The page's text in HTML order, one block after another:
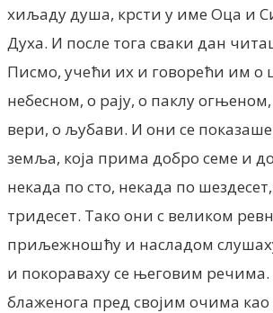
хиљаду душа, крсти у име Оца и
Духа. И после тога сваки дан
Писмо, учећи их и говорећи им о
небесном, о рају, о паклу
вери, о љубави. И они се
земља, која прима добро семе и
некада по сто, некада по
тридесет. Тако они с великом
приљежношћу и насладом
и покораваху се његовим
блаженога пред својим очима као